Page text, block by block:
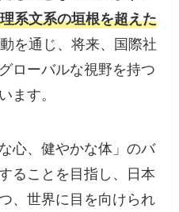
系文系の垣根を超えた
を通じ、将来、国際社
ローバルな視野を持つ
ます。
心、健やかな体」のバ
ることを目指し、日本
、世界に目を向けられ